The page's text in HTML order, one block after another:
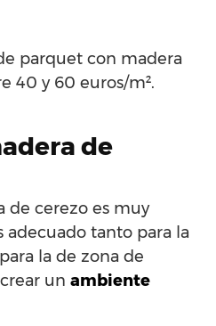
parquet con madera
40 y 60 euros/m².
de
de cerezo es muy
adecuado tanto para la
la de zona de
un ambiente